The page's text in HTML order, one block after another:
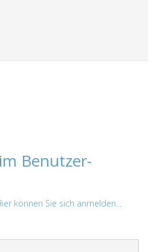
Benutzer-
können Sie sich anmelden...